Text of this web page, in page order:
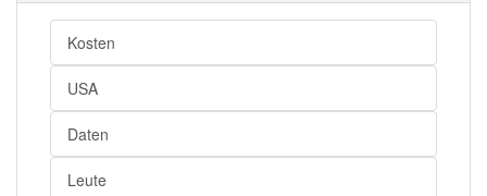
Lehrer
Geist
Geist
Welle
Geschichte
Sprache
Schule
Gehen
Programm
Stück
Kind
Kosten
USA
Daten
Leute